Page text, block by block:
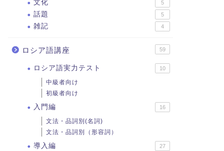
文化 5
話題 5
雑記 4
ロシア語講座 59
ロシア語実力テスト 10
中級者向け
初級者向け
入門編 16
文法・品詞別(名詞)
文法・品詞別（形容詞）
導入編 27